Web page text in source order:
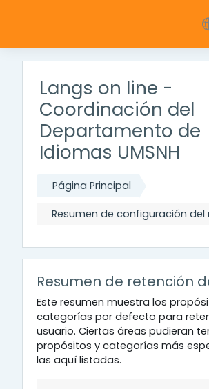
Langs on line -
Coordinación del
Departamento de
Idiomas UMSNH
Página Principal
Resumen de configuración del
Resumen de retención
Este resumen muestra los
categorías por defecto para
usuario. Ciertas áreas pudieran
propósitos y categorías más
las aquí listadas.